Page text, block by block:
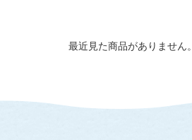
最近見た商品がありません。